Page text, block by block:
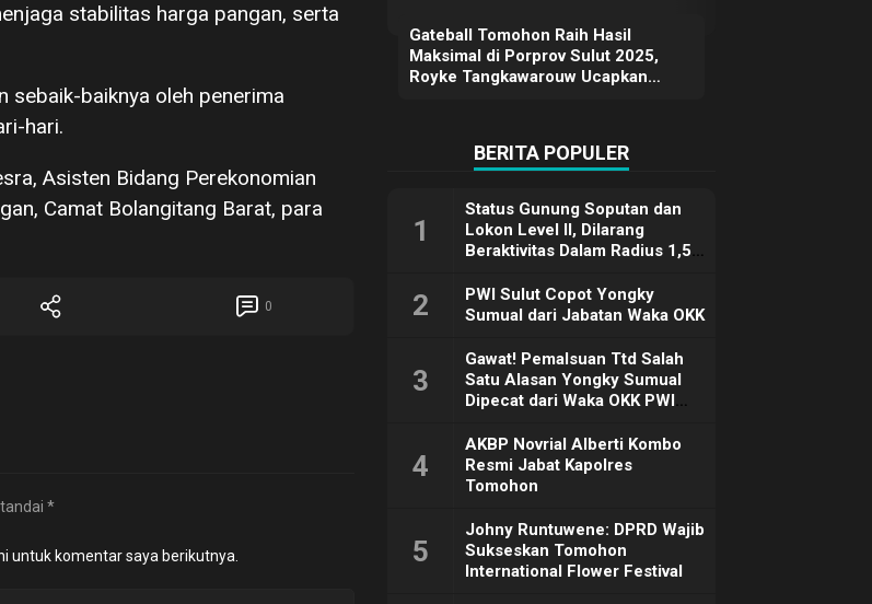
stabilitas harga pangan, serta
sebaik-baiknya oleh penerima
hari.
Asisten Bidang Perekonomian
Camat Bolangitang Barat, para
0
*
untuk komentar saya berikutnya.
Gateball Tomohon Raih Hasil
Maksimal di Porprov Sulut 2025,
Royke Tangkawarouw Ucapkan
BERITA POPULER
1
Status Gunung Soputan dan
Lokon Level II, Dilarang
Beraktivitas Dalam Radius 1,5
2
PWI Sulut Copot Yongky
Sumual dari Jabatan Waka OKK
3
Gawat! Pemalsuan Ttd Salah
Satu Alasan Yongky Sumual
Dipecat dari Waka OKK PWI
4
AKBP Novrial Alberti Kombo
Resmi Jabat Kapolres
Tomohon
5
Johny Runtuwene: DPRD Wajib
Sukseskan Tomohon
International Flower Festival